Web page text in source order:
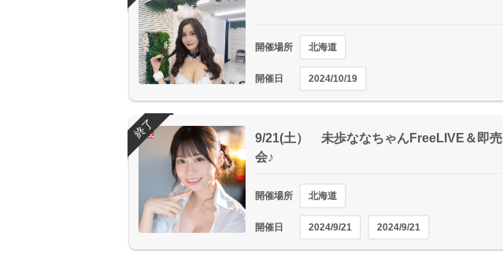
開催場所 北海道
開催日 2024/10/19
9/21(土） 未歩ななちゃんFreeLIVE＆即売
会♪
開催場所 北海道
開催日 2024/9/21 2024/9/21
終了